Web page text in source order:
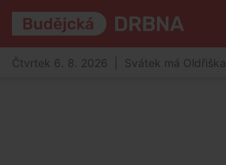
Čtvrtek 6. 8. 2026 | Svátek má Oldřiška